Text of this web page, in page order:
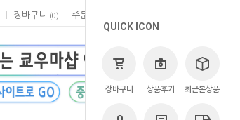
장바구니 (0 ) 주문
QUICK ICON
장바구니 상품후기 최근본상품